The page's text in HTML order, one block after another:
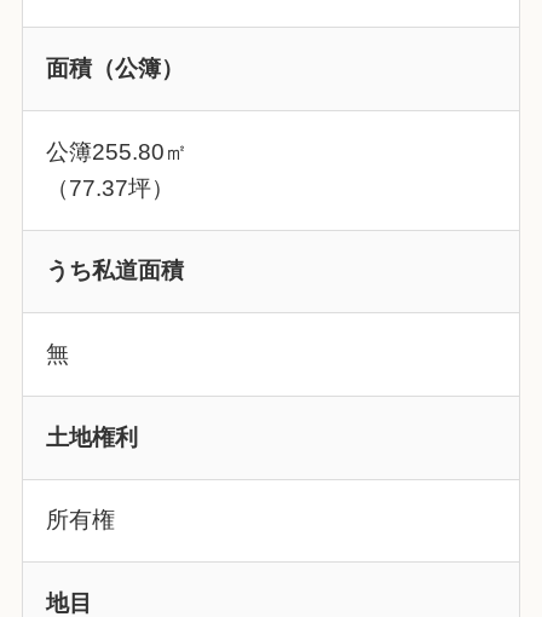
面積（公簿）
公簿255.80㎡
（77.37坪）
うち私道面積
無
土地権利
所有権
地目